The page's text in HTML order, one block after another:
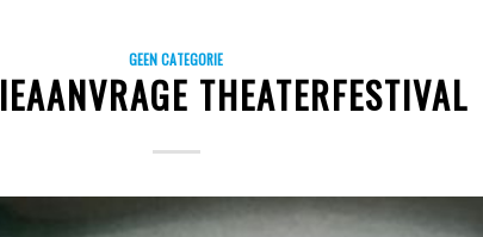
GEEN CATEGORIE
THEATERFESTIVAL